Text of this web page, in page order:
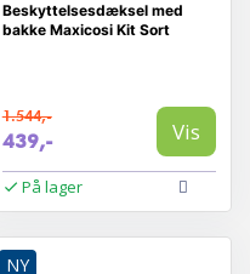
Beskyttelsesdæksel med
bakke Maxicosi Kit Sort
1.544,-
439,- Vis
På lager
NY